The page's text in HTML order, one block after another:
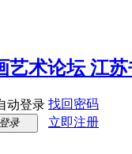
动登录 找回密码
登录 立即注册